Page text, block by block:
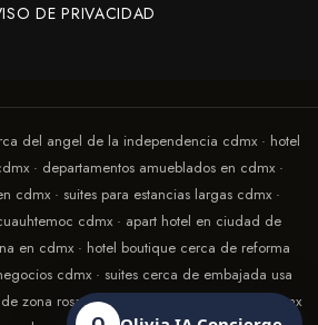
DE PRIVACIDAD
del angel de la independencia cdmx · hotel
· departamentos amueblados en cdmx ·
cdmx · suites para estancias largas cdmx ·
cdmx · apart hotel en ciudad de
en cdmx · hotel boutique cerca de reforma
cdmx · suites cerca de embajada usa
zona rosa cdmx · suites con terraza en cdmx